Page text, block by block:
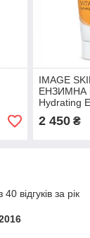
IMAGE
ЕНЗИМНА
Hydrating
2 450₴
відгуків за рік